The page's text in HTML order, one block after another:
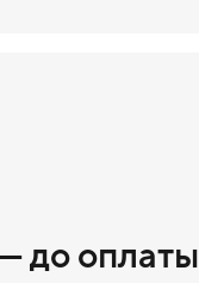
до оплаты